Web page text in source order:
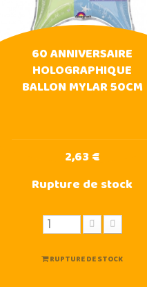
60 ANNIVERSAIRE
HOLOGRAPHIQUE
BALLON MYLAR 50CM
2,63 €
Rupture de stock
RUPTURE DE STOCK